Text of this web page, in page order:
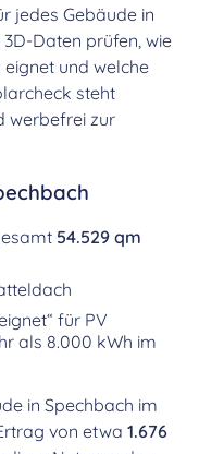
jedes Gebäude in
Daten prüfen, wie
und welche
steht
werbefrei zur
54.529 qm
für PV
als 8.000 kWh im
in Spechbach im
von etwa 1.676